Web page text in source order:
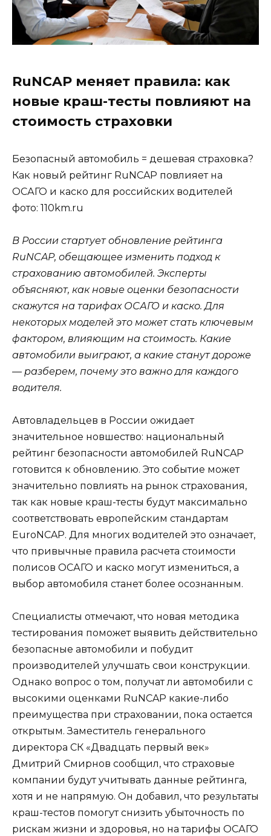
RuNCAP меняет правила: как
новые краш-тесты повлияют на
стоимость страховки
Безопасный автомобиль = дешевая страховка?
Как новый рейтинг RuNCAP повлияет на
ОСАГО и каско для российских водителей
фото: 110km.ru
В России стартует обновление рейтинга
RuNCAP, обещающее изменить подход к
страхованию автомобилей. Эксперты
объясняют, как новые оценки безопасности
скажутся на тарифах ОСАГО и каско. Для
некоторых моделей это может стать ключевым
фактором, влияющим на стоимость. Какие
автомобили выиграют, а какие станут дороже
— разберем, почему это важно для каждого
водителя.
Автовладельцев в России ожидает
значительное новшество: национальный
рейтинг безопасности автомобилей RuNCAP
готовится к обновлению. Это событие может
значительно повлиять на рынок страхования,
так как новые краш-тесты будут максимально
соответствовать европейским стандартам
EuroNCAP. Для многих водителей это означает,
что привычные правила расчета стоимости
полисов ОСАГО и каско могут измениться, а
выбор автомобиля станет более осознанным.
Специалисты отмечают, что новая методика
тестирования поможет выявить действительно
безопасные автомобили и побудит
производителей улучшать свои конструкции.
Однако вопрос о том, получат ли автомобили с
высокими оценками RuNCAP какие-либо
преимущества при страховании, пока остается
открытым. Заместитель генерального
директора СК «Двадцать первый век»
Дмитрий Смирнов сообщил, что страховые
компании будут учитывать данные рейтинга,
хотя и не напрямую. Он добавил, что результаты
краш-тестов помогут снизить убыточность по
рискам жизни и здоровья, но на тарифы ОСАГО